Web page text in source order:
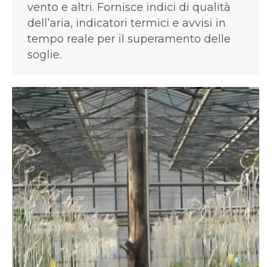
vento e altri. Fornisce indici di qualità
dell’aria, indicatori termici e avvisi in
tempo reale per il superamento delle
soglie.